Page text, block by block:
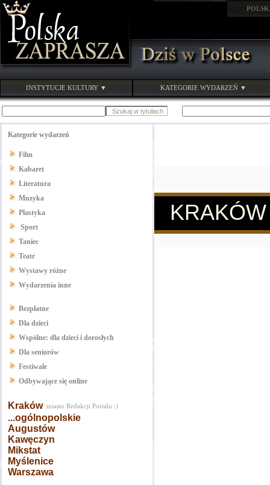
INSTYTUCJE KULTURY ▼ KATEGORIE WYDARZEŃ ▼
Kategorie wydarzeń
Film
Kabaret
Literatura
Muzyka
Plastyka
Sport
Taniec
Teatr
Wystawy różne
Wydarzenia inne
Bezpłatne
Dla dzieci
Wspólne: dla dzieci i dorosłych
Dla seniorów
Festiwale
Odbywające się online
Kraków miasto Redakcji Portalu :)
...ogólnopolskie
Augustów
Kawęczyn
Mikstat
Myślenice
Warszawa